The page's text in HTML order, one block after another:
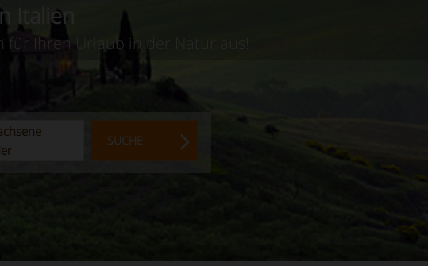
Italien
für Ihren Urlaub in der Natur aus!
SUCHE